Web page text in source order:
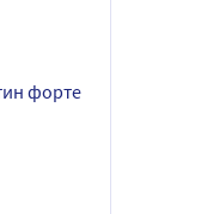
форте